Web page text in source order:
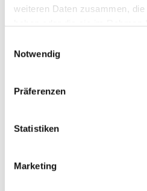
weiteren Daten zusammen,
Notwendig
Präferenzen
Statistiken
Marketing